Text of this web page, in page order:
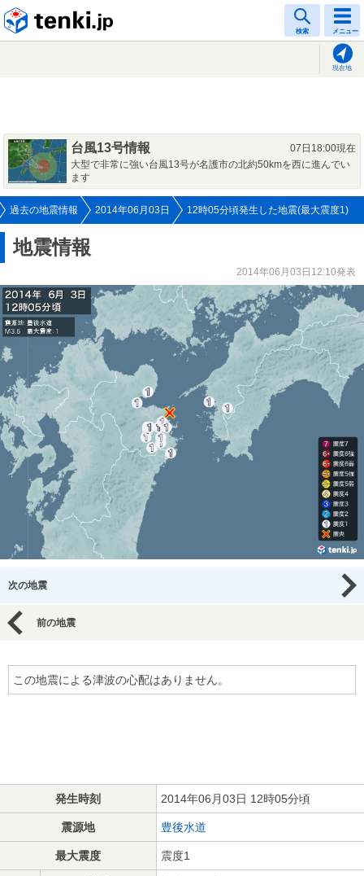
検索 メニュー
現在地
台風13号情報
07日18:00現在
大型で非常に強い台風13号が名護市の北約50kmを西に進んでい
ます
過去の地震情報 2014年06月03日 12時05分頃発生した地震(最大震度1)
地震情報
2014年06月03日12:10発表
次の地震
前の地震
この地震による津波の心配はありません。
発生時刻 2014年06月03日 12時05分頃
震源地 豊後水道
最大震度 震度1